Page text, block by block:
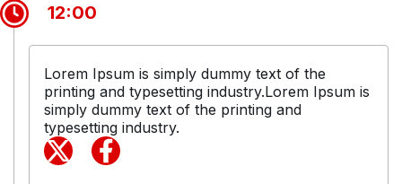
12:00
Lorem Ipsum is simply dummy text of the
printing and typesetting industry.Lorem Ipsum is
simply dummy text of the printing and
typesetting industry.